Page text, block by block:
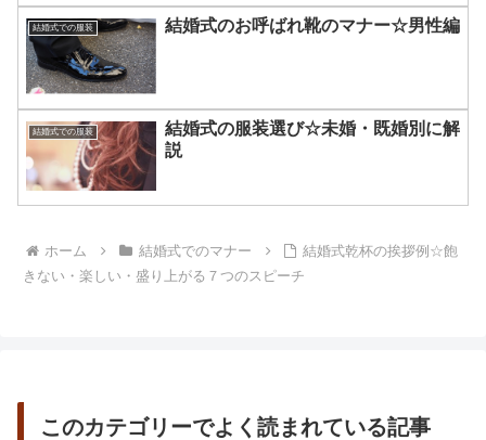
結婚式での服装 結婚式のお呼ばれ靴のマナー☆男性編
結婚式での服装
結婚式の服装選び☆未婚・既婚別に解
説
ホーム 結婚式でのマナー
結婚式乾杯の挨拶例☆飽
きない・楽しい・盛り上がる７つのスピーチ
このカテゴリーでよく読まれている記事